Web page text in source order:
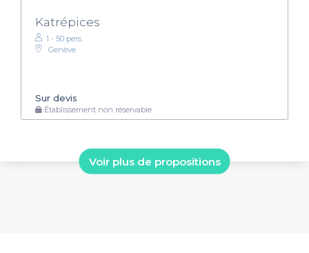
Katrépices
1 - 50 pers.
Genève
Sur devis
Établissement non réservable
Voir plus de propositions